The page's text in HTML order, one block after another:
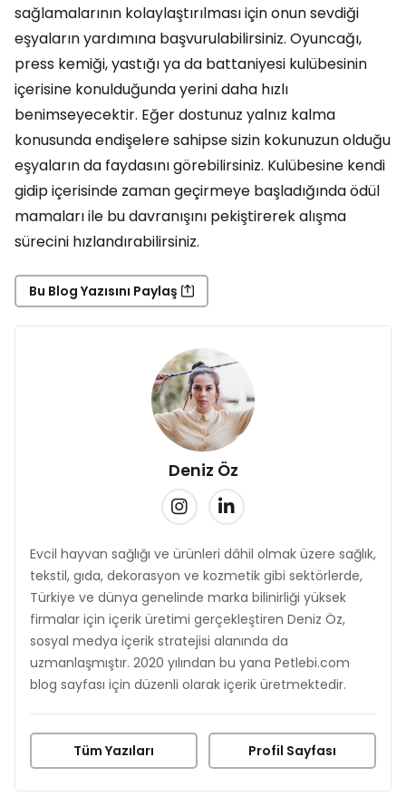
sağlamalarının kolaylaştırılması için onun sevdiği
eşyaların yardımına başvurulabilirsiniz. Oyuncağı,
press kemiği, yastığı ya da battaniyesi kulübesinin
içerisine konulduğunda yerini daha hızlı
benimseyecektir. Eğer dostunuz yalnız kalma
konusunda endişelere sahipse sizin kokunuzun olduğu
eşyaların da faydasını görebilirsiniz. Kulübesine kendi
gidip içerisinde zaman geçirmeye başladığında ödül
mamaları ile bu davranışını pekiştirerek alışma
sürecini hızlandırabilirsiniz.
Bu Blog Yazısını Paylaş
Deniz Öz
Evcil hayvan sağlığı ve ürünleri dâhil olmak üzere sağlık,
tekstil, gıda, dekorasyon ve kozmetik gibi sektörlerde,
Türkiye ve dünya genelinde marka bilinirliği yüksek
firmalar için içerik üretimi gerçekleştiren Deniz Öz,
sosyal medya içerik stratejisi alanında da
uzmanlaşmıştır. 2020 yılından bu yana Petlebi.com
blog sayfası için düzenli olarak içerik üretmektedir.
Tüm Yazıları Profil Sayfası